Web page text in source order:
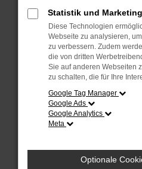
Prüfe deine
Manche Erweiterungen,
das Laden bestimmter
Funktioniert die Seite in
oder in einem privaten
Starte dein Gerät neu.
Das kann manchmal
Probleme zu beheben.
Veraltete Software birgt
Statistik und Marketing
Diese Technologien
Webseite zu analysieren,
zu verbessern. Zudem
die von dritten
Sie auf anderen Webseiten
zu schalten, die für Ihre
Google Tag Manager
Google Ads
Google Analytics
Meta
Optionale